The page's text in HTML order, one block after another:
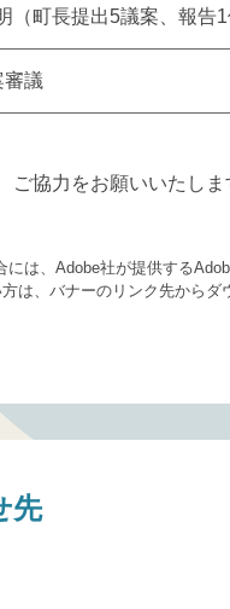
町長提出5議案、報告1
審議
協力をお願いいたしま
は、Adobe社が提供する
は、バナーのリンク先からダ
先